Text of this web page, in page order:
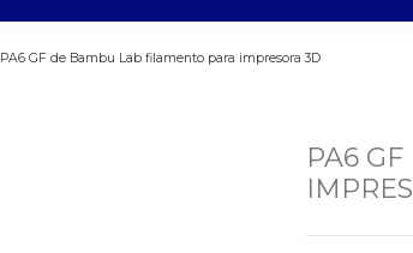
PA6 GF de Bambu Lab filamento para impresora 3D
PA6